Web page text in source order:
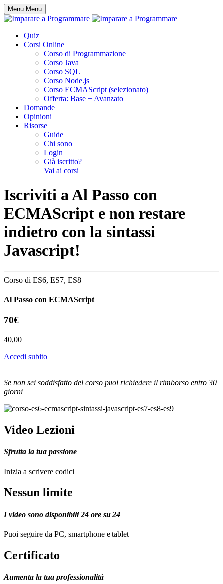
Menu Menu
Quiz
Corsi Online
Corso di Programmazione
Corso Java
Corso SQL
Corso Node.js
Corso ECMAScript (selezionato)
Offerta: Base + Avanzato
Domande
Opinioni
Risorse
Guide
Chi sono
Login
Già iscritto?
Vai ai corsi
Iscriviti aAl Passo con
ECMAScript e non restare
indietro con la sintassi
Javascript!
Corso di ES6, ES7, ES8
Al Passo con ECMAScript
70€
40,00
Accedi subito
Se non sei soddisfatto del corso puoi richiedere il rimborso entro 30
giorni
Video Lezioni
Sfrutta la tua passione
Inizia a scrivere codici
Nessun limite
I video sono disponibili 24 ore su 24
Puoi seguire da PC, smartphone e tablet
Certificato
Aumenta la tua professionalità